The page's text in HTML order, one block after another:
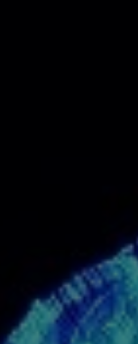
боковой
CR-
CRANE